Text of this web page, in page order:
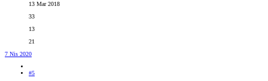
13 Mar 2018
33
13
21
7 Nis 2020
#5